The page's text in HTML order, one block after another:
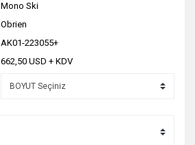
Mono Ski
Obrien
AK01-223055+
662,50 USD + KDV